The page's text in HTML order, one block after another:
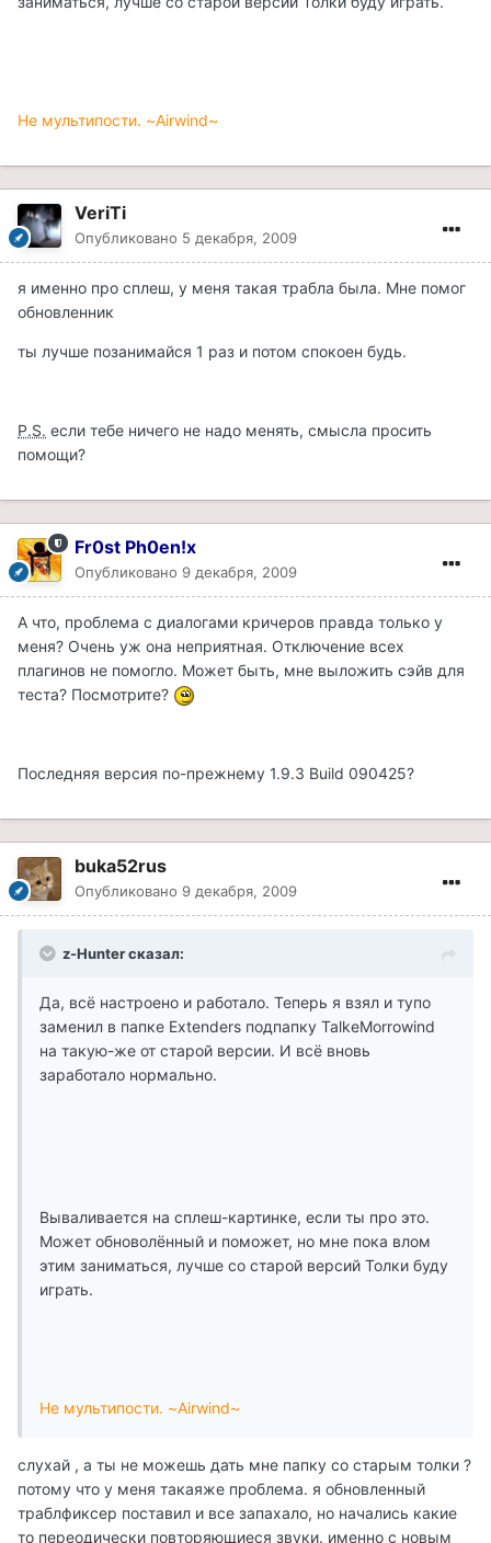
Не мультипости. ~Airwind~
VeriTi
Опубликовано 5 декабря, 2009
я именно про сплеш, у меня такая трабла была. Мне помог
обновленник
ты лучше позанимайся 1 раз и потом спокоен будь.
P.S. если тебе ничего не надо менять, смысла просить
помощи?
Fr0st Ph0en!x
Опубликовано 9 декабря, 2009
А что, проблема с диалогами кричеров правда только у
меня? Очень уж она неприятная. Отключение всех
плагинов не помогло. Может быть, мне выложить сэйв для
теста? Посмотрите?
Последняя версия по-прежнему 1.9.3 Build 090425?
buka52rus
Опубликовано 9 декабря, 2009
z-Hunter сказал:
Да, всё настроено и работало. Теперь я взял и тупо
заменил в папке Extenders подпапку TalkeMorrowind
на такую-же от старой версии. И всё вновь
заработало нормально.
Вываливается на сплеш-картинке, если ты про это.
Может обноволённый и поможет, но мне пока влом
этим заниматься, лучше со старой версий Толки буду
играть.
Не мультипости. ~Airwind~
слухай , а ты не можешь дать мне папку со старым толки ?
потому что у меня такаяже проблема. я обновленный
траблфиксер поставил и все запахало, но начались какие
то переодически повторяющиеся звуки. именно с новым